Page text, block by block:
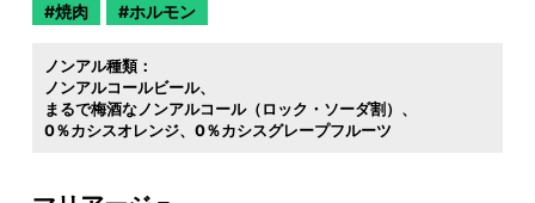
焼肉 ホルモン
ノンアル種類：
ノンアルコールビール
まるで梅酒なノンアルコール（ロック・ソーダ割）
0％カシスオレンジ
0％カシスグレープフルーツ